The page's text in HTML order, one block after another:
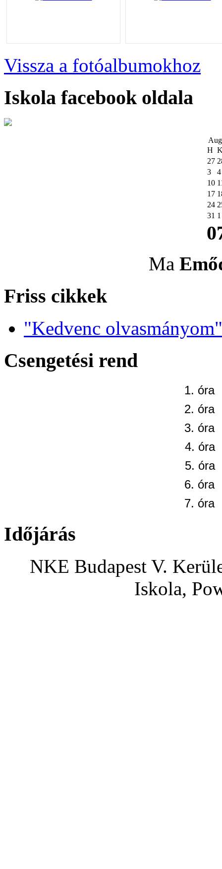
Vissza a fotóalbumokhoz
Iskola facebook oldala
H
27
3
4
10
17
24
31 1
Ma
Friss cikkek
"Kedvenc
Csengetési rend
1. óra
2. óra
3. óra
4. óra
5.
6. óra
7. óra
Időjárás
NKE Budapest V.
Iskola,